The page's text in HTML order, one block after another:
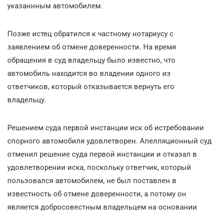
указаннным автомобилем.
Позже истец обратился к частному нотариусу с
заявлением об отмене доверенности. На время
обращения в суд владельцу было известно, что
автомобиль находится во владении одного из
ответчиков, который отказывается вернуть его
владельцу.
Решением суда первой инстанции иск об истребовании
спорного автомобиля удовлетворен. Апелляционный суд
отменил решение суда первой инстанции и отказал в
удовлетворении иска, поскольку ответчик, который
пользовался автомобилем, не был поставлен в
известность об отмене доверенности, а потому он
является добросовестным владельцем на основании